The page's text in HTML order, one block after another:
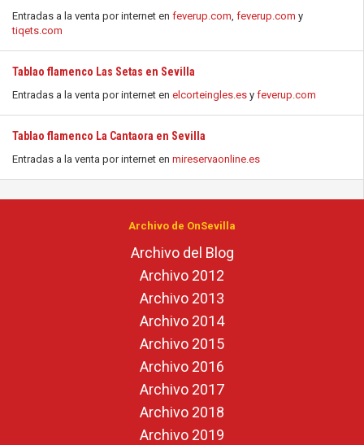
Entradas a la venta por internet en feverup.com, feverup.com y
tiqets.com
Tablao flamenco Las Setas en Sevilla
Entradas a la venta por internet en elcorteingles.es y feverup.com
Tablao flamenco La Cantaora en Sevilla
Entradas a la venta por internet en mireservaonline.es
Archivo de OnSevilla
Archivo del Blog
Archivo 2012
Archivo 2013
Archivo 2014
Archivo 2015
Archivo 2016
Archivo 2017
Archivo 2018
Archivo 2019